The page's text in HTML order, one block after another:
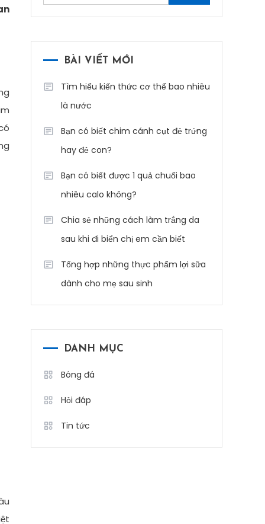
kiếm
BÀI VIẾT MỚI
Tìm hiểu kiến thức cơ thể bao nhiêu
là nước
Bạn có biết chim cánh cụt đẻ trứng
hay đẻ con?
Bạn có biết được 1 quả chuối bao
nhiêu calo không?
Chia sẻ những cách làm trắng da
sau khi đi biển chị em cần biết
Tổng hợp những thực phẩm lợi sữa
dành cho mẹ sau sinh
DANH MỤC
Bóng đá
Hỏi đáp
Tin tức